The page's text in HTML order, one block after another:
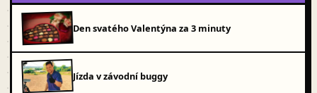
Den svatého Valentýna za 3 minuty
Jízda v závodní buggy